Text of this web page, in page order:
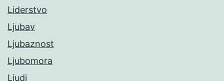
Liderstvo
Ljubav
Ljubaznost
Ljubomora
Ljudi